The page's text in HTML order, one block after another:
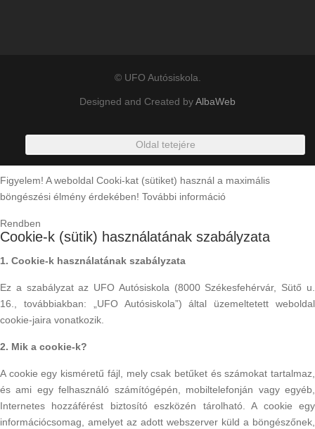
© UFO Autósiskola.
Designed and Created byAlbaWeb
Oldal tetejére
Figyelem! A weboldal Cooki-kat (sütiket) használ a maximális
böngészési élmény érdekében! További információ
Rendben
Cookie-k (sütik) használatának szabályzata
1. Cookie-k használatának szabályzata
Ez a szabályzat az UFO Autósiskola (8000 Székesfehérvár, Sütő u.
16., továbbiakban: „UFO Autósiskola”) által üzemeltetett weboldal
cookie-jaira vonatkozik.
2. Mik a cookie-k?
A cookie egy kisméretű fájl, mely csak betűket és számokat tartalmaz,
és ami egy felhasználó számítógépén, mobiltelefonján vagy egyéb,
Internetes hozzáférést biztosító eszközén tárolható. A cookie egy
információcsomag, amelyet az adott webszerver küld a böngészőnek,